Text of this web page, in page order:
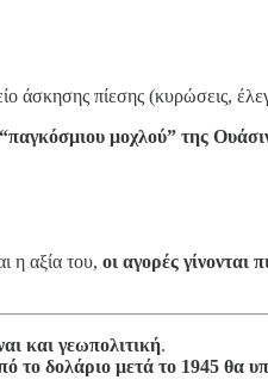
άσκησης πίεσης (κυρώσεις,
μοχλού” της
η αξία του, οι αγορές γίνονται
και γεωπολιτική.
το δολάριο μετά το 1945 θα